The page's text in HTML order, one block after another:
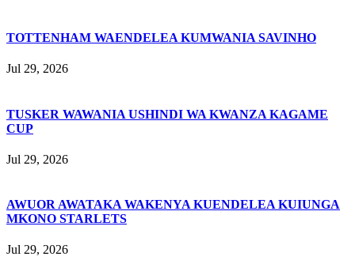
TOTTENHAM WAENDELEA KUMWANIA SAVINHO
Jul 29, 2026
TUSKER WAWANIA USHINDI WA KWANZA KAGAME
CUP
Jul 29, 2026
AWUOR AWATAKA WAKENYA KUENDELEA KUIUNGA
MKONO STARLETS
Jul 29, 2026